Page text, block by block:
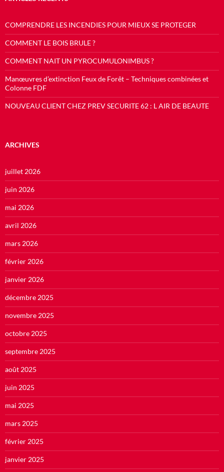
COMPRENDRE LES INCENDIES POUR MIEUX SE PROTEGER
COMMENT LE BOIS BRULE ?
COMMENT NAIT UN PYROCUMULONIMBUS ?
Manœuvres d’extinction Feux de Forêt – Techniques combinées et
Colonne FDF
NOUVEAU CLIENT CHEZ PREV SECURITE 62 : L AIR DE BEAUTE
ARCHIVES
juillet 2026
juin 2026
mai 2026
avril 2026
mars 2026
février 2026
janvier 2026
décembre 2025
novembre 2025
octobre 2025
septembre 2025
août 2025
juin 2025
mai 2025
mars 2025
février 2025
janvier 2025